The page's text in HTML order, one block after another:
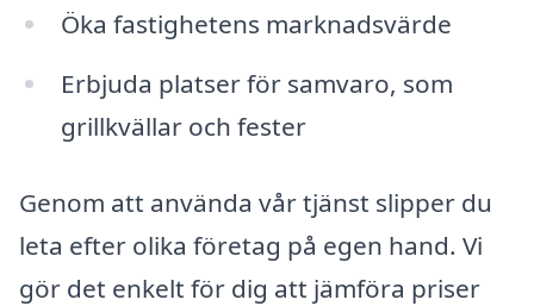
Öka fastighetens marknadsvärde
Erbjuda platser för samvaro, som
grillkvällar och fester
Genom att använda vår tjänst slipper du
leta efter olika företag på egen hand. Vi
gör det enkelt för dig att jämföra priser